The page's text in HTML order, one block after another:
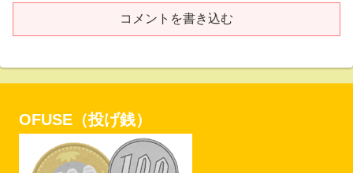
コメントを書き込む
OFUSE（投げ銭）